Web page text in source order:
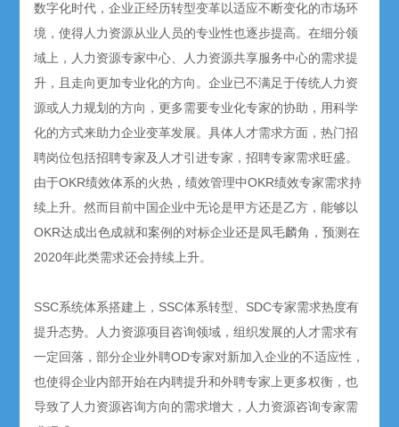
数字化时代，企业正经历转型变革以适应不断变化的市场环
境，使得人力资源从业人员的专业性也逐步提高。在细分领
域上，人力资源专家中心、人力资源共享服务中心的需求提
升，且走向更加专业化的方向。企业已不满足于传统人力资
源或人力规划的方向，更多需要专业化专家的协助，用科学
化的方式来助力企业变革发展。具体人才需求方面，热门招
聘岗位包括招聘专家及人才引进专家，招聘专家需求旺盛。
由于OKR绩效体系的火热，绩效管理中OKR绩效专家需求持
续上升。然而目前中国企业中无论是甲方还是乙方，能够以
OKR达成出色成就和案例的对标企业还是凤毛麟角，预测在
2020年此类需求还会持续上升。
SSC系统体系搭建上，SSC体系转型、SDC专家需求热度有
提升态势。人力资源项目咨询领域，组织发展的人才需求有
一定回落，部分企业外聘OD专家对新加入企业的不适应性，
也使得企业内部开始在内聘提升和外聘专家上更多权衡，也
导致了人力资源咨询方向的需求增大，人力资源咨询专家需